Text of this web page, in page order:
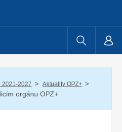
2021-2027 / Aktuality OPZ+ /
orgánu OPZ+